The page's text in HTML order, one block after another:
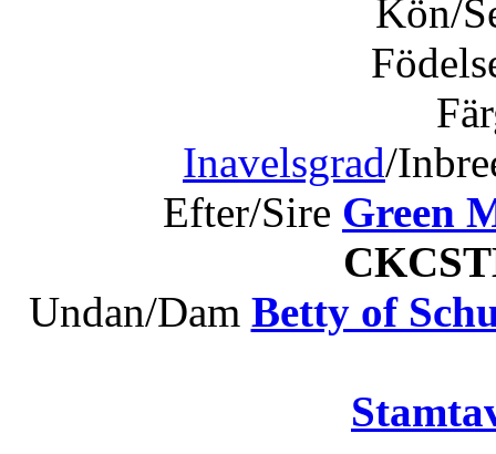
Kön/
Inavelsgrad/
Efter/Sire Green
Undan/Dam Betty of